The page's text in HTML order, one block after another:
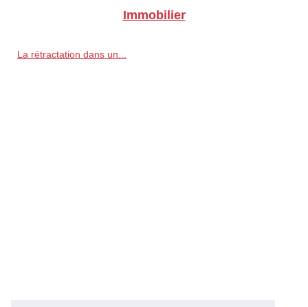
Immobilier
La rétractation dans un...